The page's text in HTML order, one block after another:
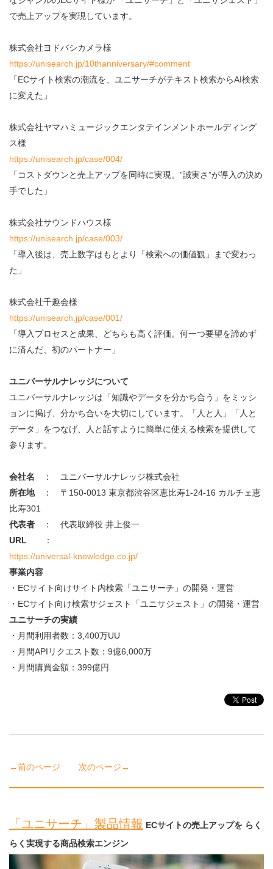
で売上アップを実現しています。
株式会社ヨドバシカメラ様
https://unisearch.jp/10thanniversary/#comment
「ECサイト検索の潮流を、ユニサーチがテキスト検索からAI検索
に変えた」
株式会社ヤマハミュージックエンタテインメントホールディング
ス様
https://unisearch.jp/case/004/
「コストダウンと売上アップを同時に実現。”誠実さ”が導入の決め
手でした」
株式会社サウンドハウス様
https://unisearch.jp/case/003/
「導入後は、売上数字はもとより「検索への価値観」まで変わっ
た」
株式会社千趣会様
https://unisearch.jp/case/001/
「導入プロセスと成果、どちらも高く評価。何一つ要望を諦めず
に済んだ、初のパートナー」
ユニバーサルナレッジについて
ユニバーサルナレッジは「知識やデータを分かち合う」をミッシ
ョンに掲げ、分かち合いを大切にしています。「人と人」「人と
データ」をつなげ、人と話すように簡単に使える検索を提供して
参ります。
会社名 ： ユニバーサルナレッジ株式会社
所在地： 〒150-0013 東京都渋谷区恵比寿1-24-16 カルチェ恵
比寿301
代表者 ： 代表取締役 井上俊一
URL ：
https://universal-knowledge.co.jp/
事業内容
・ECサイト向けサイト内検索「ユニサーチ」の開発・運営
・ECサイト向け検索サジェスト「ユニサジェスト」の開発・運営
ユニサーチの実績
・月間利用者数：3,400万UU
・月間APIリクエスト数：9億6,000万
・月間購買金額：399億円
←前のページ 次のページ→
「ユニサーチ」製品情報 ECサイトの売上アップを らく
らく実現する商品検索エンジン